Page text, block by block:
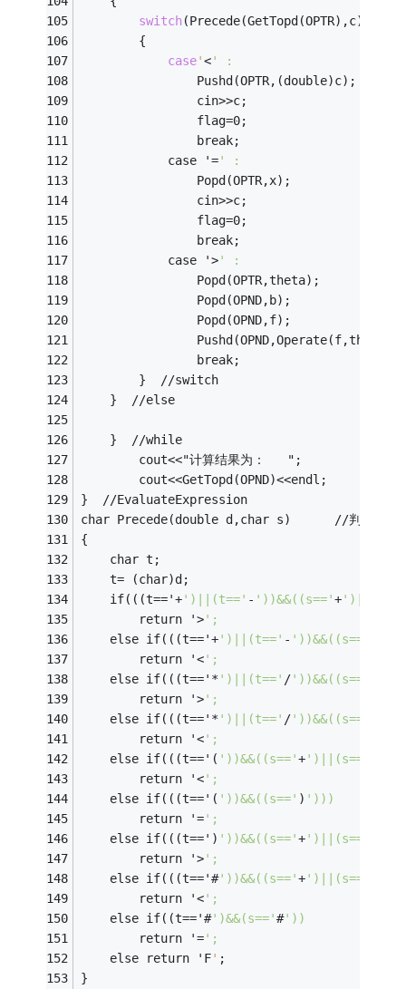
switch(Precede(GetTopd(OPTR),c))
		{
case'<' :
				Pushd(OPTR,(double)c);
				cin>>c;
				flag=0;
				break;
			case '=
' :
				Popd(OPTR,x);
				cin>>c;
				flag=0;
				break;
			case '>
' :
				Popd(OPTR,theta);
				Popd(OPND,b);
				Popd(OPND,f);
				break;
		}  //switch
	}  //else
		cout<<"计算结果为：   ";
		cout<<GetTopd(OPND)<<endl;
}  //EvaluateExpression
char Precede(double d,char s)      //判断符号优
{
	char t;
	t= (char)d;
	if(((t=='+
')||(t==' - '))&&((s=='+
		return '>
';
	else if(((t=='+
')||(t==' - '))&&((s=='
		return '<
';
	else if(((t=='*
')||(t==' /'))&&((s=='
		return '>
';
	else if(((t=='*
')||(t==' /'))&&((s=='
		return '<
';
	else if(((t=='(
'))&&((s=='+')||(s=='
		return '<
';
	else if(((t=='(
'))&&((s==' ) ')))
		return '=
';
	else if(((t==')
'))&&((s=='+')||(s=='
		return '>
';
	else if(((t=='#
'))&&((s=='+')||(s=='
		return '<
';
	else if((t=='#
')&&(s=='#'))
		return '=
';
	else return 'F
' ;
}